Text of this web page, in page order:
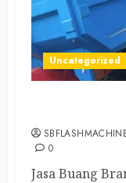
Uncategorized
0
Jasa Buang